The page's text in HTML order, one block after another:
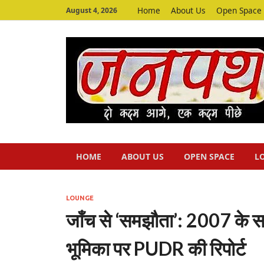
August 4, 2026 Home About Us Open Space
HOME ABOUT US OPEN SPACE
LOUNGE
जाँच से ‘समझौता’: 2007 के
भूमिका पर PUDR की रिपोर्ट